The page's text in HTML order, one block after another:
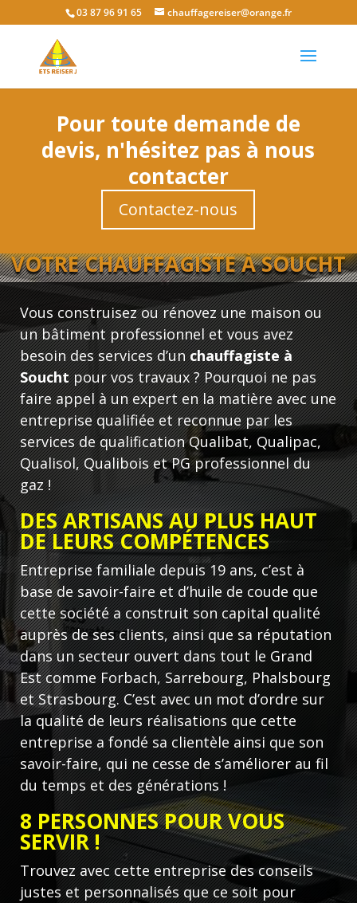
03 87 96 91 65 chauffagereiser@orange.fr
Pour toute demande de
devis, n'hésitez pas à nous
contacter
Contactez-nous
VOTRE CHAUFFAGISTE À SOUCHT
Vous construisez ou rénovez une maison ou
un bâtiment professionnel et vous avez
besoin des services d’unchauffagiste à
Souchtpour vos travaux ? Pourquoi ne pas
faire appel à un expert en la matière avec une
entreprise qualifiée et reconnue par les
services de qualification Qualibat, Qualipac,
Qualisol, Qualibois et PG professionnel du
gaz !
DES ARTISANS AU PLUS HAUT
DE LEURS COMPÉTENCES
Entreprise familiale depuis 19 ans, c’est à
base de savoir-faire et d’huile de coude que
cette société a construit son capital qualité
auprès de ses clients, ainsi que sa réputation
dans un secteur ouvert dans tout le Grand
Est comme Forbach, Sarrebourg, Phalsbourg
et Strasbourg. C’est avec un mot d’ordre sur
la qualité de leurs réalisations que cette
entreprise a fondé sa clientèle ainsi que son
savoir-faire, qui ne cesse de s’améliorer au fil
du temps et des générations !
8 PERSONNES POUR VOUS
SERVIR !
Trouvez avec cette entreprise des conseils
justes et personnalisés que ce soit pour